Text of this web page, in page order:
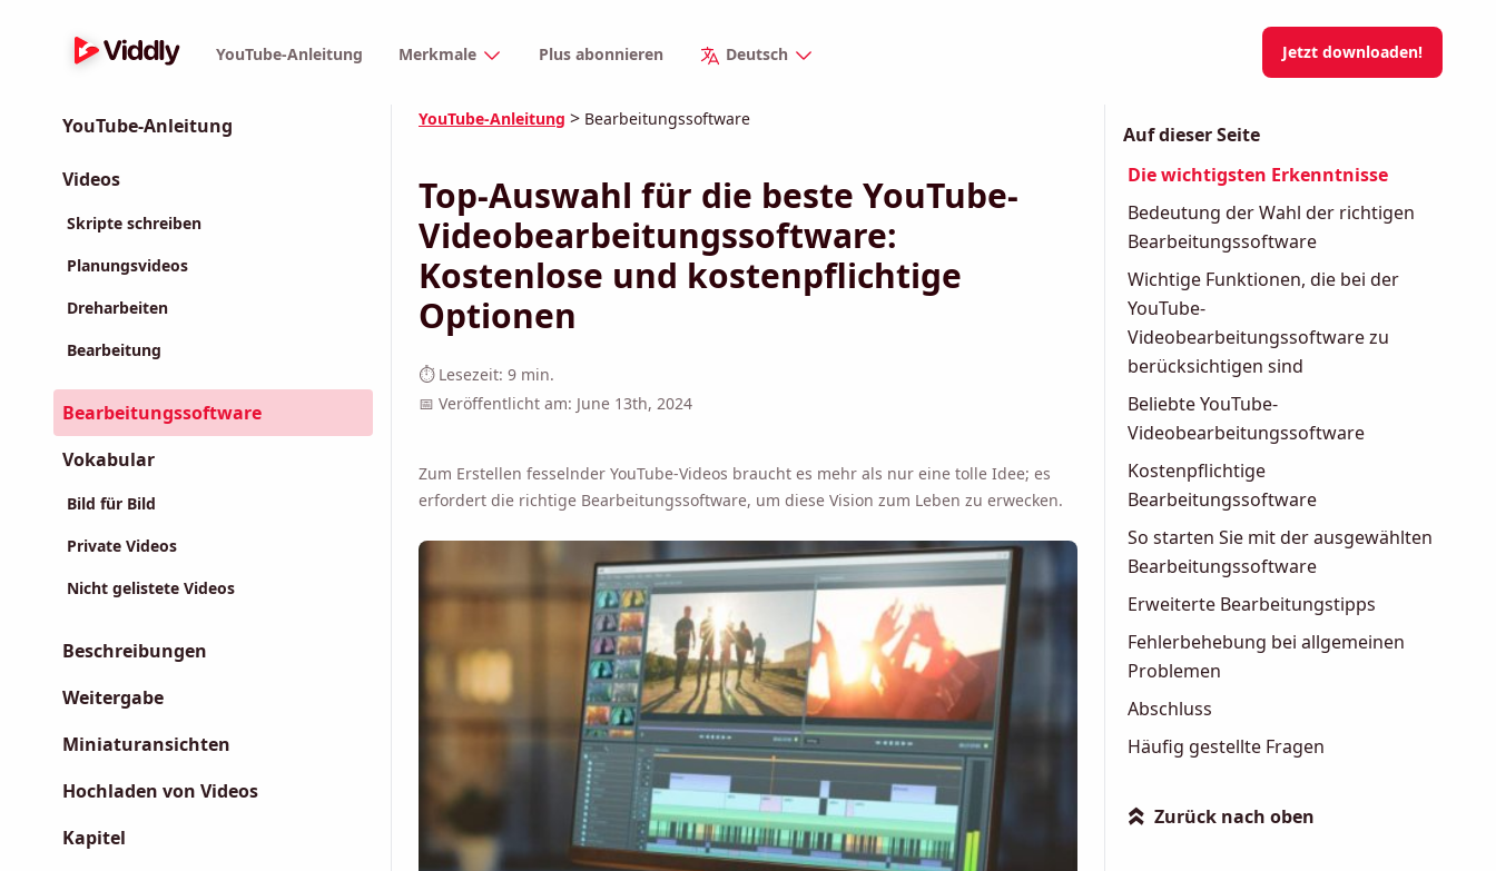
YouTube-Anleitung Merkmale Plus abonnieren Deutsch Jetzt downloaden!
YouTube-Anleitung
Videos
Skripte schreiben
Planungsvideos
Dreharbeiten
Bearbeitung
Bearbeitungssoftware
Vokabular
Bild für Bild
Private Videos
Nicht gelistete Videos
Beschreibungen
Weitergabe
Miniaturansichten
Hochladen von Videos
Kapitel
YouTube-Anleitung > Bearbeitungssoftware
Top-Auswahl für die beste YouTube-
Videobearbeitungssoftware:
Kostenlose und kostenpflichtige
Optionen
⏱ Lesezeit: 9 min.
📅 Veröffentlicht am: June 13th, 2024
Zum Erstellen fesselnder YouTube-Videos braucht es mehr als nur eine tolle Idee; es
erfordert die richtige Bearbeitungssoftware, um diese Vision zum Leben zu erwecken.
Auf dieser Seite
Die wichtigsten Erkenntnisse
Bedeutung der Wahl der richtigen
Bearbeitungssoftware
Wichtige Funktionen, die bei der
YouTube-
Videobearbeitungssoftware zu
berücksichtigen sind
Beliebte YouTube-
Videobearbeitungssoftware
Kostenpflichtige
Bearbeitungssoftware
So starten Sie mit der ausgewählten
Bearbeitungssoftware
Erweiterte Bearbeitungstipps
Fehlerbehebung bei allgemeinen
Problemen
Abschluss
Häufig gestellte Fragen
»Zurück nach oben